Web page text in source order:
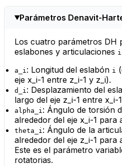
Parámetros Denavit-
Los cuatro parámetros DH
eslabones y articulaciones
a_i: Longitud del eslabón i
eje x_i-1 entre z_i-1 y z_i).
d_i: Desplazamiento del
largo del eje z_i-1 entre x_i-
alpha_i: Ángulo de torsión
alrededor del eje x_i-1 para
theta_i: Ángulo de la
alrededor del eje z_i-1 para
Este es el parámetro
rotatorias.